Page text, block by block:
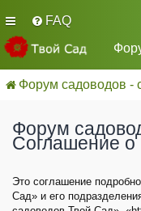
FAQ
Форум садоводов -
Форум
Соглашение о
Это соглашение
Сад» и его